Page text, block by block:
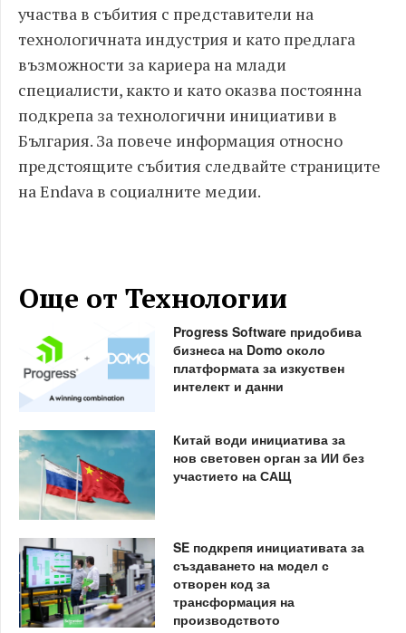
участва в събития с представители на
технологичната индустрия и като предлага
възможности за кариера на млади
специалисти, както и като оказва постоянна
подкрепа за технологични инициативи в
България. За повече информация относно
предстоящите събития следвайте страниците
на Endava в социалните медии.
Още от Технологии
Progress Software придобива
бизнеса на Domo около
платформата за изкуствен
интелект и данни
Китай води инициатива за
нов световен орган за ИИ без
участието на САЩ
SE подкрепя инициативата за
създаването на модел с
отворен код за
трансформация на
производството